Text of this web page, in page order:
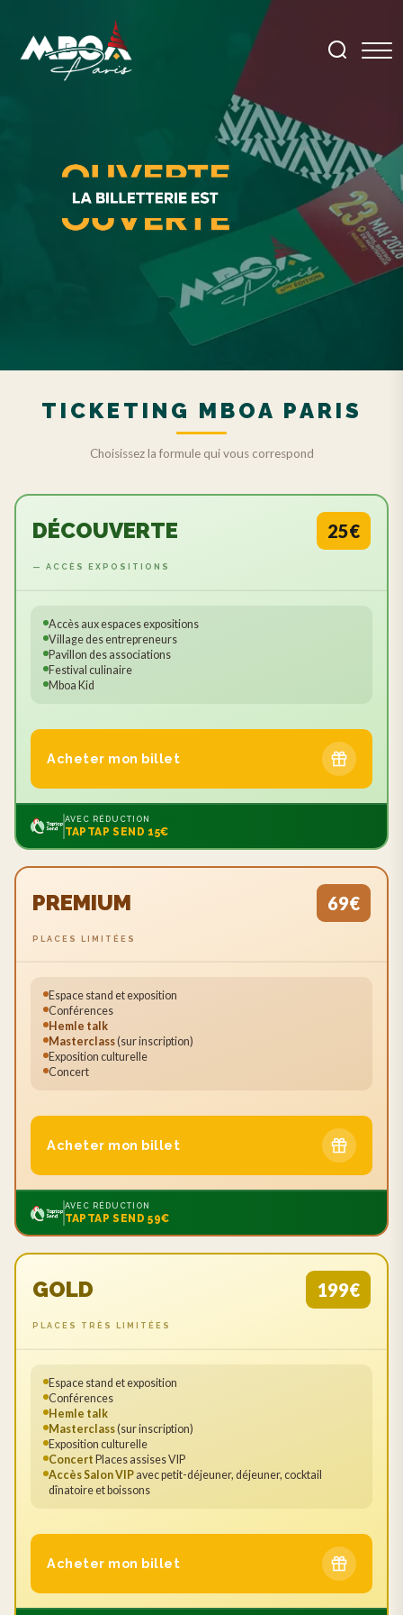
TICKETING MBOA PARIS
Choisissez la formule qui vous correspond
DÉCOUVERTE 25€
— ACCÈS EXPOSITIONS
Accès aux espaces expositions
Village des entrepreneurs
Pavillon des associations
Festival culinaire
Mboa Kid
Acheter mon billet
AVEC RÉDUCTION
TAPTAP SEND 15€
PREMIUM 69€
PLACES LIMITÉES
Espace stand et exposition
Conférences
Hemle talk
Masterclass(sur inscription)
Exposition culturelle
Concert
Acheter mon billet
AVEC RÉDUCTION
TAPTAP SEND 59€
GOLD 199€
PLACES TRÈS LIMITÉES
Espace stand et exposition
Conférences
Hemle talk
Masterclass(sur inscription)
Exposition culturelle
Concert Places assises VIP
Accès Salon VIP avec petit-déjeuner, déjeuner, cocktail
dînatoire et boissons
Acheter mon billet